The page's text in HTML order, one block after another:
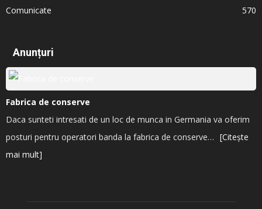
Comunicate
570
Anunțuri
Fabrica de conserve
Daca sunteti intresati de un loc de munca in Germania va oferim
posturi pentru operatori banda la fabrica de conserve… [Citește
mai mult]